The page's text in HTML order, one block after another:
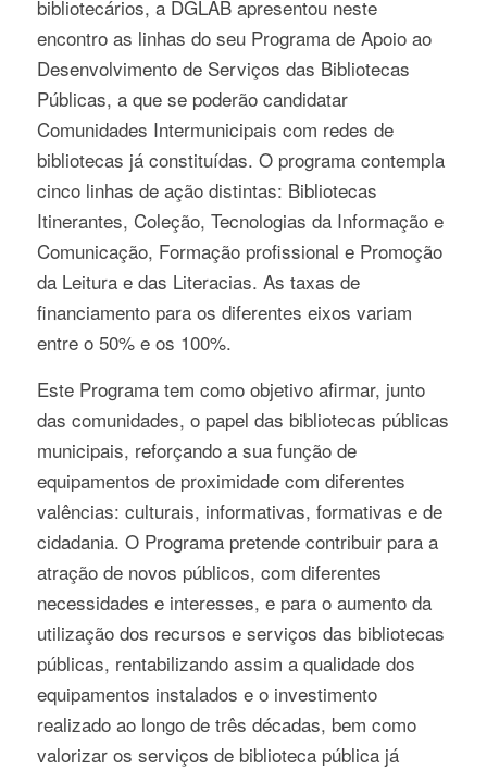
bibliotecários, a DGLAB apresentou neste
encontro as linhas do seu Programa de Apoio ao
Desenvolvimento de Serviços das Bibliotecas
Públicas, a que se poderão candidatar
Comunidades Intermunicipais com redes de
bibliotecas já constituídas. O programa contempla
cinco linhas de ação distintas: Bibliotecas
Itinerantes, Coleção, Tecnologias da Informação e
Comunicação, Formação profissional e Promoção
da Leitura e das Literacias. As taxas de
financiamento para os diferentes eixos variam
entre o 50% e os 100%.
Este Programa tem como objetivo afirmar, junto
das comunidades, o papel das bibliotecas públicas
municipais, reforçando a sua função de
equipamentos de proximidade com diferentes
valências: culturais, informativas, formativas e de
cidadania. O Programa pretende contribuir para a
atração de novos públicos, com diferentes
necessidades e interesses, e para o aumento da
utilização dos recursos e serviços das bibliotecas
públicas, rentabilizando assim a qualidade dos
equipamentos instalados e o investimento
realizado ao longo de três décadas, bem como
valorizar os serviços de biblioteca pública já